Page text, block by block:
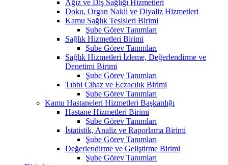
Ağız ve Diş Sağlığı Hizmetleri
Doku, Organ Nakli ve Diyaliz Hizmetleri
Kamu Sağlık Tesisleri Birimi
Şube Görev Tanımları
Sağlık Hizmetleri Birimi
Şube Görev Tanımları
Sağlık Hizmetleri İzleme, Değerlendirme ve
Denetimi Birimi
Şube Görev Tanımları
Tıbbi Cihaz ve Eczacılık Birimi
Şube Görev Tanımları
Kamu Hastaneleri Hizmetleri Başkanlığı
Hastane Hizmetleri Birimi
Şube Görev Tanımları
İstatistik, Analiz ve Raporlama Birimi
Şube Görev Tanımları
Değerlendirme ve Geliştirme Birimi
Şube Görev Tanımları